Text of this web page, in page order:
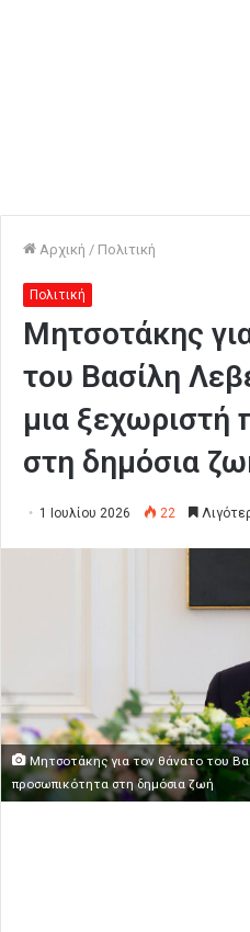
Αρχική / Πολιτική
Πολιτική
Μητσοτάκης
του Βασίλη
μια ξεχωριστή
στη δημόσια
1 Ιουλίου 2026 22
Μητσοτάκης για τον θάνατο του
προσωπικότητα στη δημόσια ζωή